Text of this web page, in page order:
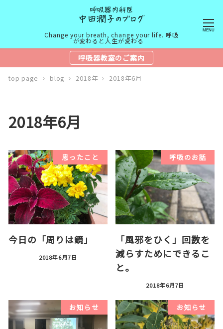
Change your breath, change your life. 呼吸
が変わると人生が変わる
MENU
呼吸器教室のご案内
top page blog 2018年 2018年6月
2018年6月
思ったこと
今日の「周りは鏡」
2018年6月7日
呼吸のお話
「風邪をひく」回数を
減らすためにできるこ
と。
2018年6月7日
お知らせ お知らせ